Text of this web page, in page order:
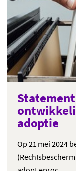
adoptie
Op 21 mei 2024